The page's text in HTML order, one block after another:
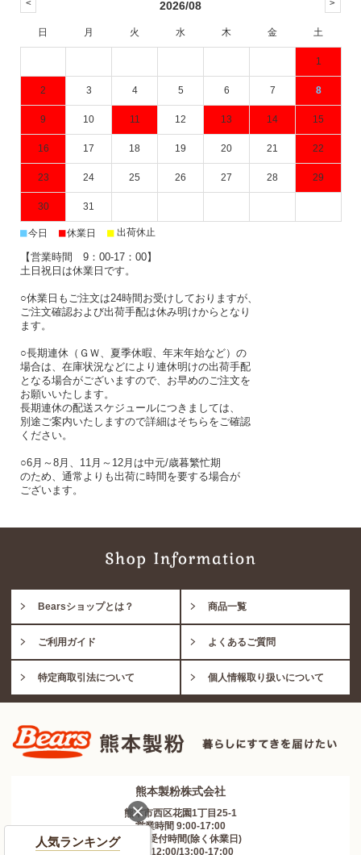
2026/08
日 月 火 水 木 金 土
1
2 3 4 5 6 7 8
9 10 11 12 13 14 15
16 17 18 19 20 21 22
23 24 25 26 27 28 29
30 31
■今日 ■休業日 ■ 出荷休止
【営業時間 9：00-17：00】
土日祝日は休業日です。
○休業日もご注文は24時間お受けしておりますが、
ご注文確認および出荷手配は休み明けからとなり
ます。
○長期連休（ＧＷ、夏季休暇、年末年始など）の
場合は、在庫状況などにより連休明けの出荷手配
となる場合がございますので、お早めのご注文を
お願いいたします。
長期連休の配送スケジュールにつきましては、
別途ご案内いたしますので詳細はそちらをご確認
ください。
○6月～8月、11月～12月は中元/歳暮繁忙期
のため、通常よりも出荷に時間を要する場合が
ございます。
Bearsショップとは？ 商品一覧
ご利用ガイド よくあるご質問
特定商取引法について 個人情報取り扱いについて
熊本製粉株式会社
熊本市西区花園1丁目25-1
営業時間 9:00-17:00
お電話受付時間(除く休業日)
9:30-12:00/13:00-17:00
人気ランキング